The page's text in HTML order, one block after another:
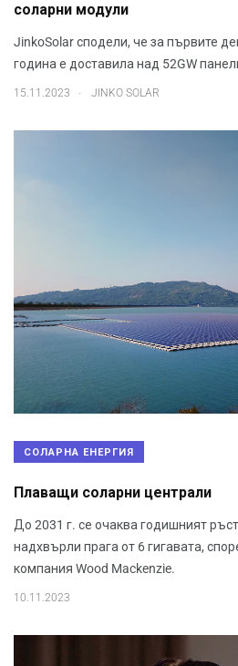
соларни модули
JinkoSolar сподели, че за първите
година е доставила над 52GW
15.11.2023 . JINKO SOLAR
СОЛАРНА ЕНЕРГИЯ
Плаващи соларни централи
До 2031 г. се очаква годишният
надхвърли прага от 6 гигавата,
компания Wood Mackenzie.
10.11.2023